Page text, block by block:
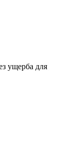
ущерба для